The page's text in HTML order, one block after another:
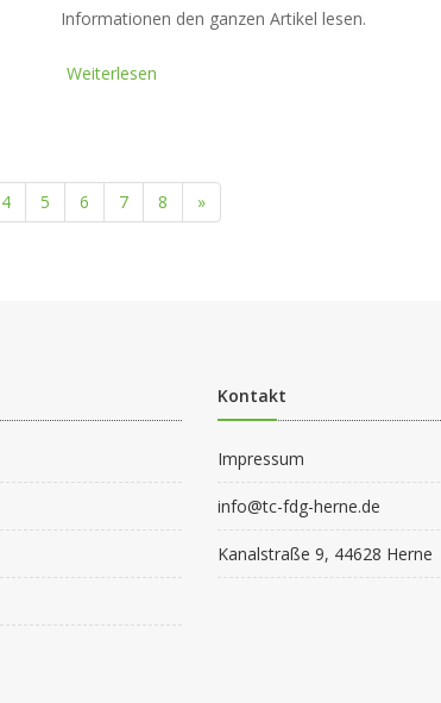
Informationen den ganzen Artikel lesen.
Weiterlesen
4 5 6 7 8 »
Kontakt
Impressum
info@tc-fdg-herne.de
Kanalstraße 9, 44628 Herne